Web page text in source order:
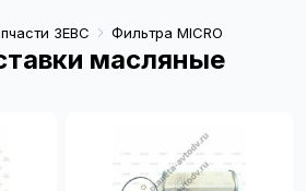
ЗЕВС Фильтра MICRO
масляные